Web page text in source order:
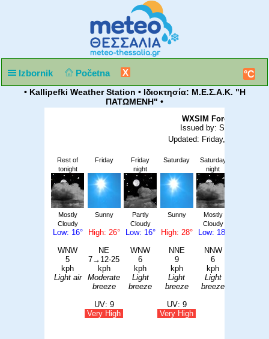
Izbornik Početna X °C
• Kallipefki Weather Station • Ιδιοκτησία: Μ.Ε.Σ.Α.Κ. "Η
ΠΑΤΩΜΕΝΗ" •